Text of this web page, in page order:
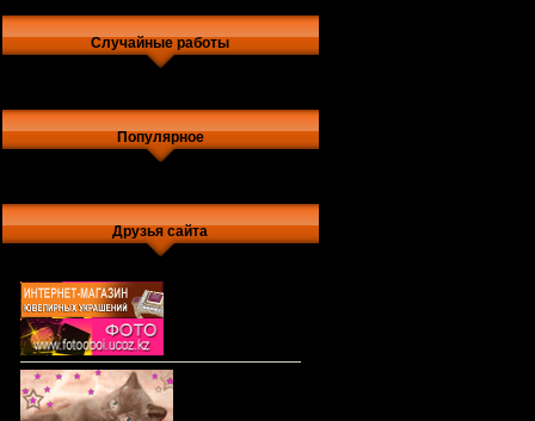
Случайные работы
Популярное
Друзья сайта